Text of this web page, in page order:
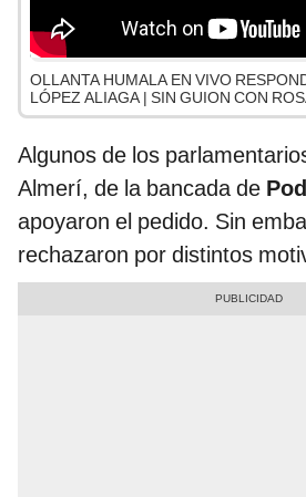
OLLANTA HUMALA EN VIVO
LÓPEZ ALIAGA | SIN GUION CON
Algunos de los
Almerí, de la bancada de
apoyaron el pedido. Sin
rechazaron por distintos